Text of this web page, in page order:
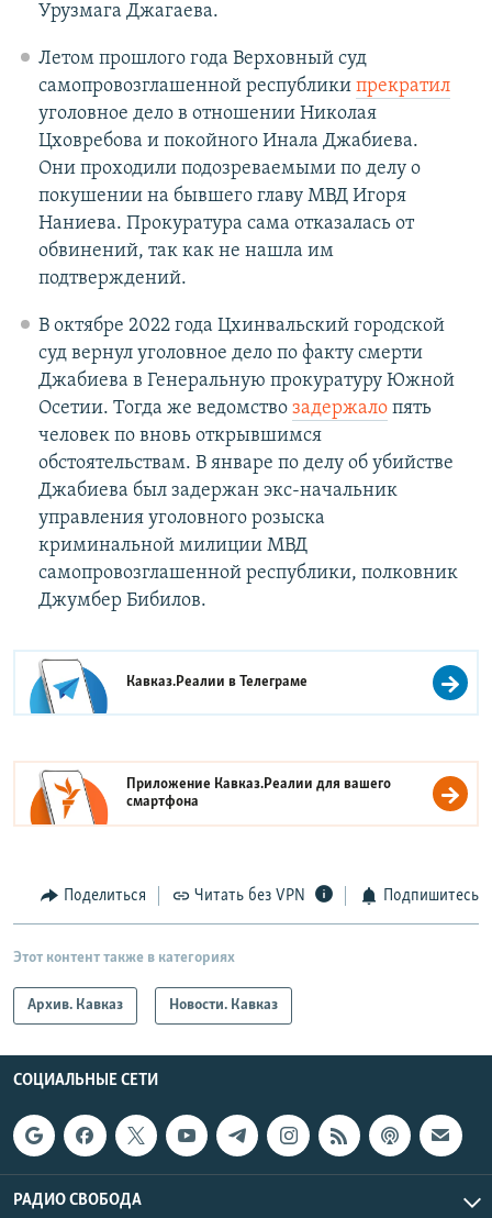
Урузмага Джагаева.
Летом прошлого года Верховный суд
самопровозглашенной республики прекратил
уголовное дело в отношении Николая
Цховребова и покойного Инала Джабиева.
Они проходили подозреваемыми по делу о
покушении на бывшего главу МВД Игоря
Наниева. Прокуратура сама отказалась от
обвинений, так как не нашла им
подтверждений.
В октябре 2022 года Цхинвальский городской
суд вернул уголовное дело по факту смерти
Джабиева в Генеральную прокуратуру Южной
Осетии. Тогда же ведомство задержалопять
человек по вновь открывшимся
обстоятельствам. В январе по делу об убийстве
Джабиева был задержан экс-начальник
управления уголовного розыска
криминальной милиции МВД
самопровозглашенной республики, полковник
Джумбер Бибилов.
Кавказ.Реалии вТелеграме
Приложение Кавказ.Реалии для вашего
смартфона
Поделиться Читать без VPN Подпишитесь
Этот контент также в категориях
Архив. Кавказ Новости. Кавказ
СОЦИАЛЬНЫЕ СЕТИ
РАДИО СВОБОДА